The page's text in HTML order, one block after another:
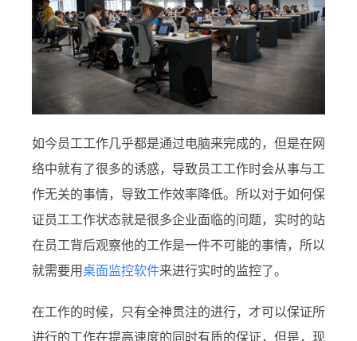
如今员工工作几乎都是通过电脑来完成的，但是在网
络中就有了很多的诱惑，导致员工工作时会从事与工
作无关的事情，导致工作效率降低。 所以对于如何保
证员工工作状态就是很多企业面临的问题，实时的站
在员工背后观察他的工作是一件不可能的事情，所以
就需要用桌面监控软件来进行实时的监控了。
在工作的时候，只有全神贯注的进行，才可以保证所
进行的工作在提高速度的同时有质的保证，但是，现